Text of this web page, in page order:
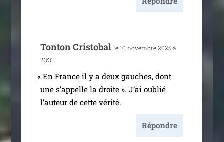
Tonton Cristobal le 10 novembre 2025 à
23:31
« En France il y a deux gauches, dont
une s’ap­pelle la droite ». J’ai oublié
l’au­teur de cette vérité.
Répondre